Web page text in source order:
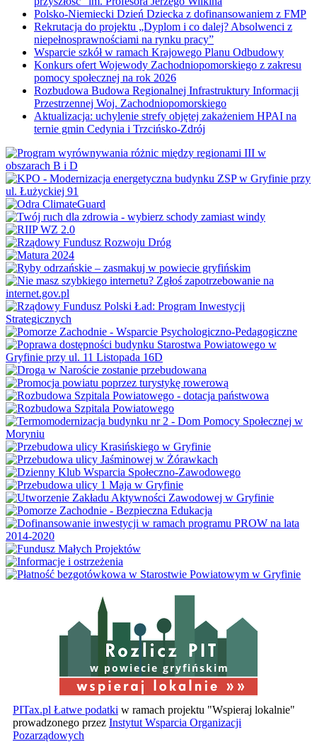
Polsko-Niemiecki Dzień Dziecka z dofinansowaniem z FMP
Rekrutacja do projektu „Dyplom i co dalej? Absolwenci z
niepełnosprawnościami na rynku pracy”
Wsparcie szkół w ramach Krajowego Planu Odbudowy
Konkurs ofert Wojewody Zachodniopomorskiego z zakresu
pomocy społecznej na rok 2026
Rozbudowa Budowa Regionalnej Infrastruktury Informacji
Przestrzennej Woj. Zachodniopomorskiego
Aktualizacja: uchylenie strefy objętej zakażeniem HPAI na
ternie gmin Cedynia i Trzcińsko-Zdrój
w powiecie gryfińskim
PITax.pl Łatwe podatki w ramach projektu "Wspieraj lokalnie"
prowadzonego przez Instytut Wsparcia Organizacji
Pozarządowych